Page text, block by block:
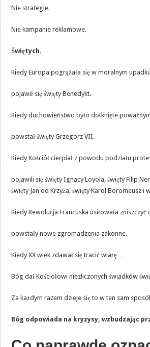
Nie strategie.
Nie kampanie reklamowe.
Świętych.
Kiedy Europa pogrążała się w moralnym
pojawił się święty Benedykt.
Kiedy duchowieństwo było dotknięte
powstał święty Grzegorz VII.
Kiedy Kościół cierpiał z powodu podziału
pojawili się święty Ignacy Loyola, święty Filip
święty Jan od Krzyża, święty Karol Boromeusz i
Kiedy Rewolucja Francuska usiłowała
powstały nowe zgromadzenia zakonne.
Kiedy XX wiek zdawał się tracić wiarę…
Bóg dał Kościołowi niezliczonych świadków
Za każdym razem dzieje się to w ten sam
Bóg odpowiada na kryzysy, wzbudzając